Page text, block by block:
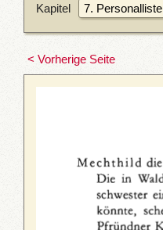
Kapitel
< Vorherige Seite